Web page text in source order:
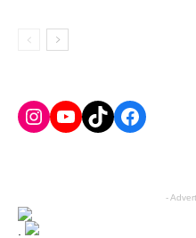
Instagram
YouTube
TikTokFacebook
-